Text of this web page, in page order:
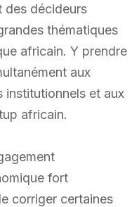
des décideurs
thématiques
africain. Y prendre
aux
institutionnels et aux
africain.
fort
corriger certaines